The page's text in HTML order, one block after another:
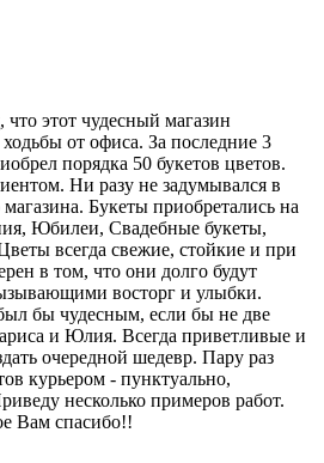
этот чудесный магазин
от офиса. За последние 3
порядка 50 букетов цветов.
Ни разу не задумывался в
Букеты приобретались на
Юбилеи, Свадебные букеты,
всегда свежие, стойкие и при
в том, что они долго будут
восторг и улыбки.
бы чудесным, если бы не две
и Юлия. Всегда приветливые и
очередной шедевр. Пару раз
курьером - пунктуально,
несколько примеров работ.
Вам спасибо!!